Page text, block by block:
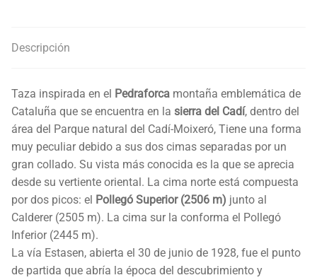
Descripción
Taza inspirada en el Pedraforca montaña emblemática de
Cataluña que se encuentra en la sierra del Cadí, dentro del
área del Parque natural del Cadí-Moixeró, Tiene una forma
muy peculiar debido a sus dos cimas separadas por un
gran collado. Su vista más conocida es la que se aprecia
desde su vertiente oriental. La cima norte está compuesta
por dos picos: el Pollegó Superior (2506 m) junto al
Calderer (2505 m). La cima sur la conforma el Pollegó
Inferior (2445 m).
La vía Estasen, abierta el 30 de junio de 1928, fue el punto
de partida que abría la época del descubrimiento y